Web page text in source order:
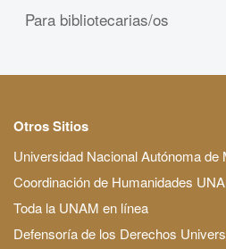
Para bibliotecarias/os
Otros Sitios
Universidad Nacional Autónoma de
Coordinación de Humanidades
Toda la UNAM en línea
Defensoría de los Derechos